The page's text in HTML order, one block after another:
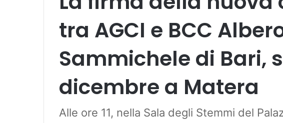
tra AGCI e BCC
Sammichele di Bari,
dicembre a Matera
Alle ore 11, nella Sala degli Stemmi del